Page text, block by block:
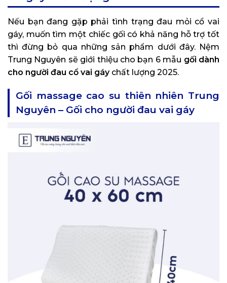
Nếu bạn đang gặp phải tình trạng đau mỏi cổ vai
gáy, muốn tìm một chiếc gối có khả năng hỗ trợ tốt
thì đừng bỏ qua những sản phẩm dưới đây. Nệm
Trung Nguyên sẽ giới thiệu cho bạn 6 mẫu gối dành
cho người đau cổ vai gáychất lượng 2025.
Gối massage cao su thiên nhiên Trung
Nguyên – Gối cho người đau vai gáy